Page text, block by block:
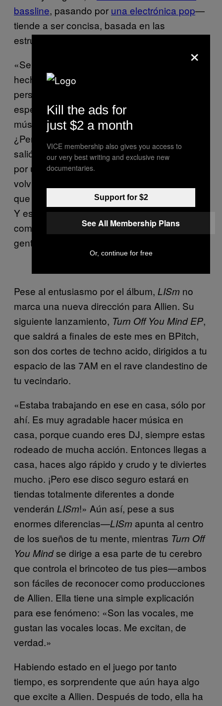
bassline, pasando por una electrónica pop—
tiende a ser concisa, basada en las
estructuras tradicionales.
«Se que es lo menos comercial que haya
hecho y puede haber molestado a algunas
personas,» admite. «Algunos jóvenes
especialmente, si es que ellos sólo escuchan
música dance, puede que no lo compren.
¿Pero sabes qué? Lo amo. Después de que
salió por primera vez, no lo volví a escuchar
por un rato, como por año y medio—pero lo
volví a escuchar después y recordé lo mucho
que lo amaba y lo hermoso que creo que es.
Y es por ello que decidí lanzarlo en vinilo. Es
como una hermosa pieza de arte que la
gente cuelga en su departamento, quizá.»
Pese al entusiasmo por el álbum, LISm no
marca una nueva dirección para Allien. Su
siguiente lanzamiento, Turn Off You Mind EP,
que saldrá a finales de este mes en BPitch,
son dos cortes de techno acido, dirigidos a tu
espacio de las 7AM en el rave clandestino de
tu vecindario.
«Estaba trabajando en ese en casa, sólo por
ahí. Es muy agradable hacer música en
casa, porque cuando eres DJ, siempre estas
rodeado de mucha acción. Entonces llegas a
casa, haces algo rápido y crudo y te diviertes
mucho. ¡Pero ese disco seguro estará en
tiendas totalmente diferentes a donde
venderán LISm!» Aún así, pese a sus
enormes diferencias—LISm apunta al centro
de los sueños de tu mente, mientras Turn Off
You Mindse dirige a esa parte de tu cerebro
que controla el brincoteo de tus pies—ambos
son fáciles de reconocer como producciones
de Allien. Ella tiene una simple explicación
para ese fenómeno: «Son las vocales, me
gustan las vocales locas. Me excitan, de
verdad.»
Habiendo estado en el juego por tanto
tiempo, es sorprendente que aún haya algo
que excite a Allien. Después de todo, ella ha
×
Kill the ads for
just $2 a month
VICE membership also gives you access to
our very best writing and exclusive new
documentaries.
Support for $2
See All Membership Plans
Or, continue for free